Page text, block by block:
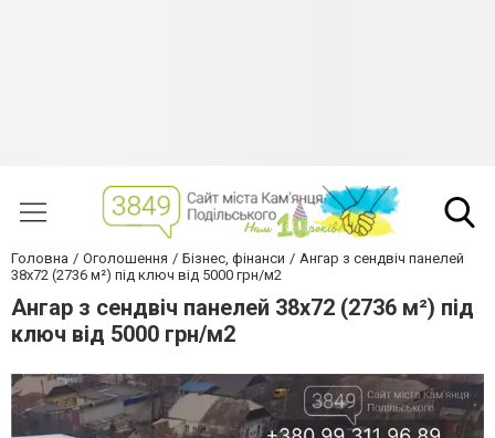
Головна Оголошення Бізнес, фінанси
Ангар з сендвіч панелей
38х72 (2736 м²) під ключ від 5000 грн/м2
Ангар з сендвіч панелей 38х72 (2736 м²) під
ключ від 5000 грн/м2